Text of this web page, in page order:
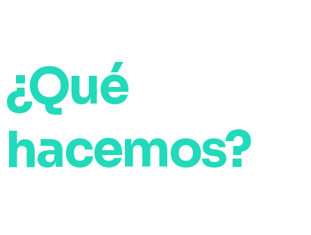
¿Qué
hacemos?